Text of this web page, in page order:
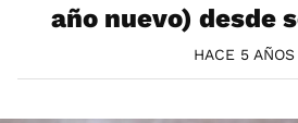
año nuevo) desde
HACE 5 AÑOS